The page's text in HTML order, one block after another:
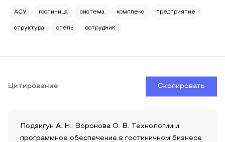
АСУ гостиница система комплекс предприятие
структура отель сотрудник
Цитирование Скопировать
Подзигун А. Н., Воронова О. В. Технологии и
программное обеспечение в гостиничном бизнесе